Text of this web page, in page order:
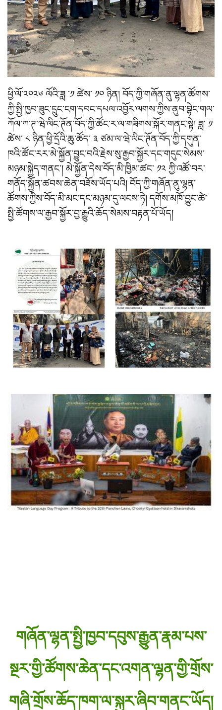
ཕྱི་ལོ་༢༠༢༦ ལོའི་ཟླ ་༡ ཚེས་ ༡༠ ཉིན། བོད་ཀྱི་གཞོན་ནུ་ལྷན་ཚོགས་
ཀྱི་སྤྱི་ཁྱབ་ཟུང་དྲུང་ངག་དབང་དཔལ་འབྱོར་ལགས་ཀྱིས་ནུབ་བྷེང་གལ་
ཀོལ་ཀ་ཊ་ཝེ་ལིང་ཊོན་བོད་ཀྱི་ཚོང་ར་ལ་གཟིགས་སྐོར་གནང་སྟེ། ཟླ་ ༡
ཚེས་ ༨ ཉིན་ཕྱི་དྲོའི་ཆུ་ཚོད་ ༣ ཙམ་ལ་ཝེ་ལིང་ཊོན་བོད་ཀྱི་དགུན་
ཁའི་ཚོང་རར་མེ་སྐྱོན་བྱུང་བའི་རྗེས་སུ་རྒྱབ་སྐྱོར་དང་གདུང་སེམས་
མཉམ་སྐྱེད་གནང་། མེ་སྐྱོན་དེས་བོད་མི་ཁྱིམ་ཚང་ ༡༢ ཀྱི་འཚོ་བར་
གནོད་སྐྱོན་ཚབས་ཆེན་བཟོས་ཡོད་པའི། བོད་ཀྱི་གཞོན་ནུ་ལྷན་
ཚོགས་ཀྱིས་བོད་མི་མང་དང་མཉམ་དུ་ལངས་ཏེ། དགོས་མཁོ་བྱུང་ཚེ་
སྤྱི་ཚོགས་ལ་རྒྱབ་སྐྱོར་བྱ་རྒྱུའི་ཆོད་སེམས་བརྟན་པོ་ཡོད།
གཞོན་ལྷན་སྤྱི་ཁྱབ་དབུས་རྒྱུན་རྣམ་པས་
སྔར་གྱི་ཚོགས་ཆེན་དང་འགན་ལྷན་གྱི་གྲོས་
གཞི་གྲོས་ཆོད་ཁག་ལ་སྐྱར་ཞིབ་གནང་ཡོད།